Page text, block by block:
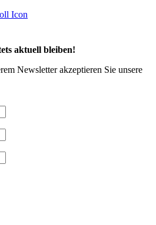
aktuell bleiben!
Newsletter akzeptieren Sie unsere